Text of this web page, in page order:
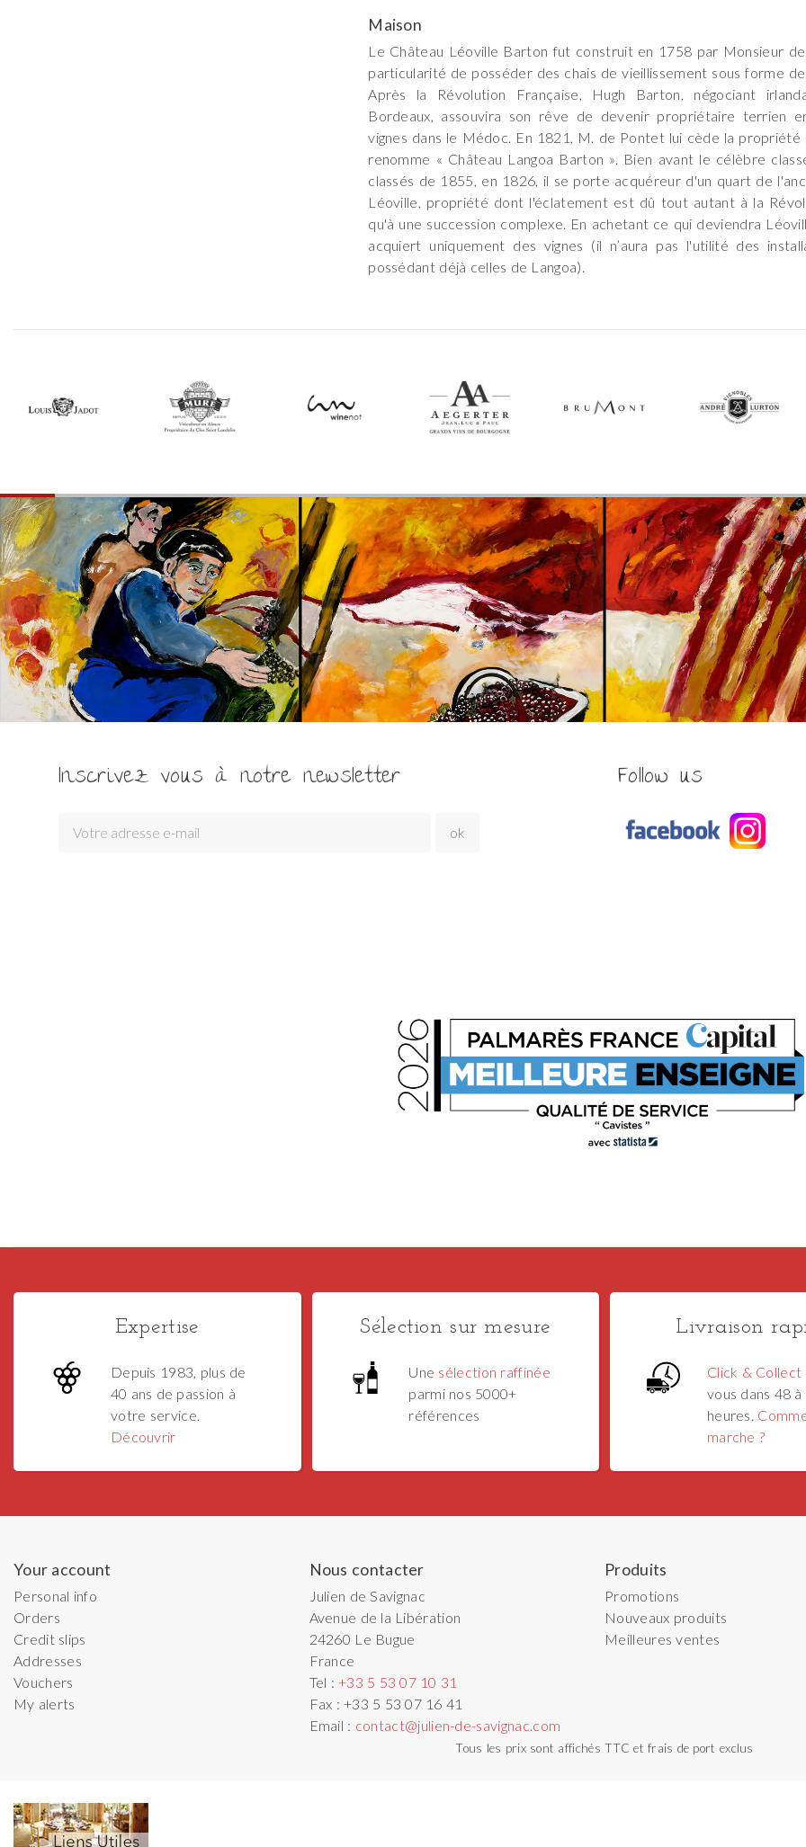
Maison
Le Château Léoville Barton fut construit en 1758 par Monsieur
particularité de posséder des chais de vieillissement sous forme
Après la Révolution Française, Hugh Barton, négociant
Bordeaux, assouvira son rêve de devenir propriétaire terrien
vignes dans le Médoc. En 1821, M. de Pontet lui cède la propriété
renomme « Château Langoa Barton ». Bien avant le célèbre
classés de 1855, en 1826, il se porte acquéreur d'un quart de
Léoville, propriété dont l'éclatement est dû tout autant à la
qu'à une succession complexe. En achetant ce qui deviendra
acquiert uniquement des vignes (il n’aura pas l'utilité des
possédant déjà celles de Langoa).
Inscrivez vous à notre newsletter Follow us
Expertise
Depuis 1983, plus de
40 ans de passion à
votre service.
Découvrir
Sélection sur mesure
Une sélection raffinée
parmi nos 5000+
références
Livraison
Click & Collect
vous dans 48 à
heures.
marche ?
Your account
Personal info
Orders
Credit slips
Addresses
Vouchers
My alerts
Nous contacter
Julien de Savignac
Avenue de la Libération
24260 Le Bugue
France
Tel :+33 5 53 07 10 31
Fax :+33 5 53 07 16 41
Email : contact@julien-de-savignac.com
Produits
Promotions
Nouveaux produits
Meilleures ventes
Tous les prix sont affichés TTC et frais de port exclus